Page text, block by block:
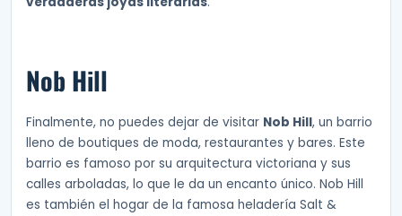
Nob Hill
Finalmente, no puedes dejar de visitar Nob Hill, un barrio
lleno de boutiques de moda, restaurantes y bares. Este
barrio es famoso por su arquitectura victoriana y sus
calles arboladas, lo que le da un encanto único. Nob Hill
es también el hogar de la famosa heladería Salt &